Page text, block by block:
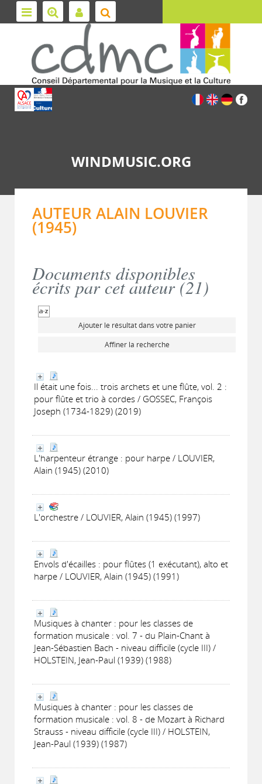
WINDMUSIC.ORG
AUTEUR ALAIN LOUVIER
(1945)
Documents disponibles
écrits par cet auteur (21)
Ajouter le résultat dans votre panier
Affiner la recherche
Il était une fois... trois archets et une flûte, vol. 2 :
pour flûte et trio à cordes / GOSSEC, François
Joseph (1734-1829) (2019)
L'harpenteur étrange : pour harpe / LOUVIER,
Alain (1945) (2010)
L'orchestre / LOUVIER, Alain (1945) (1997)
Envols d'écailles : pour flûtes (1 exécutant), alto et
harpe / LOUVIER, Alain (1945) (1991)
Musiques à chanter : pour les classes de
formation musicale : vol. 7 - du Plain-Chant à
Jean-Sébastien Bach - niveau difficile (cycle III) /
HOLSTEIN, Jean-Paul (1939) (1988)
Musiques à chanter : pour les classes de
formation musicale : vol. 8 - de Mozart à Richard
Strauss - niveau difficile (cycle III) / HOLSTEIN,
Jean-Paul (1939) (1987)